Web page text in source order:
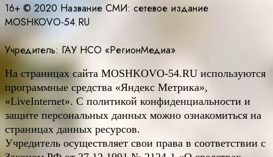
16+ © 2020 Название СМИ: cетевое издание
MOSHKOVO-54.RU
Учредитель: ГАУ НСО «РегионМедиа»
На страницах сайта MOSHKOVO-54.RU используются
программные средства «Яндекс Метрика»,
«LiveInternet». С политикой конфиденциальности и
защите персональных данных можно ознакомиться на
страницах данных ресурсов.
Учредитель осуществляет свои права в соответствии с